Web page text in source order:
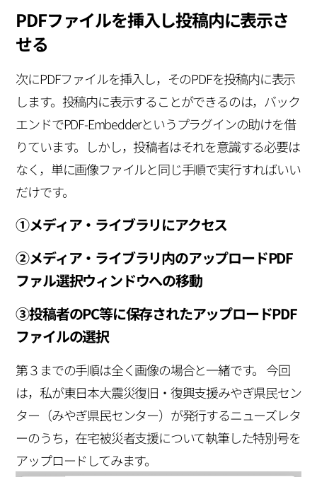
PDFファイルを挿入し投稿内に表示さ
せる
次にPDFファイルを挿入し，そのPDFを投稿内に表示
します。投稿内に表示することができるのは，バック
エンドでPDF-Embedderというプラグインの助けを借
りています。しかし，投稿者はそれを意識する必要は
なく，単に画像ファイルと同じ手順で実行すればいい
だけです。
①メディア・ライブラリにアクセス
②メディア・ライブラリ内のアップロードPDF
ファル選択ウィンドウへの移動
③投稿者のPC等に保存されたアップロードPDF
ファイルの選択
第３までの手順は全く画像の場合と一緒です。 今回
は，私が東日本大震災復旧・復興支援みやぎ県民セン
ター（みやぎ県民センター）が発行するニューズレタ
ーのうち，在宅被災者支援について執筆した特別号を
アップロードしてみます。